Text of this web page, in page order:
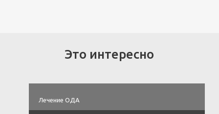
Это интересно
Лечение ОДА